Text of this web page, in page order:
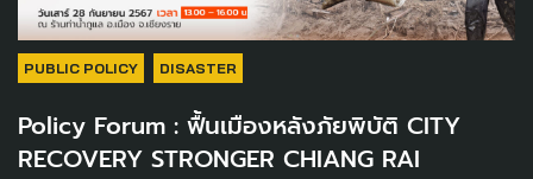
PUBLIC POLICY DISASTER
Policy Forum : ฟื้นเมืองหลังภัยพิบัติ CITY
RECOVERY STRONGER CHIANG RAI